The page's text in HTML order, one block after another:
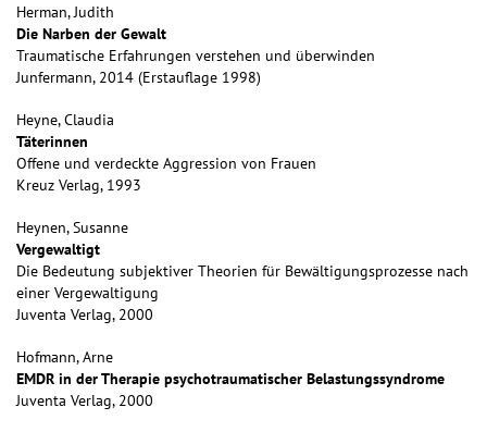
Herman, Judith
Die Narben der Gewalt
Traumatische Erfahrungen verstehen und überwinden
Junfermann, 2014 (Erstauflage 1998)
Heyne, Claudia
Täterinnen
Offene und verdeckte Aggression von Frauen
Kreuz Verlag, 1993
Heynen, Susanne
Vergewaltigt
Die Bedeutung subjektiver Theorien für Bewältigungsprozesse nach
einer Vergewaltigung
Juventa Verlag, 2000
Hofmann, Arne
EMDR in der Therapie psychotraumatischer Belastungssyndrome
Juventa Verlag, 2000